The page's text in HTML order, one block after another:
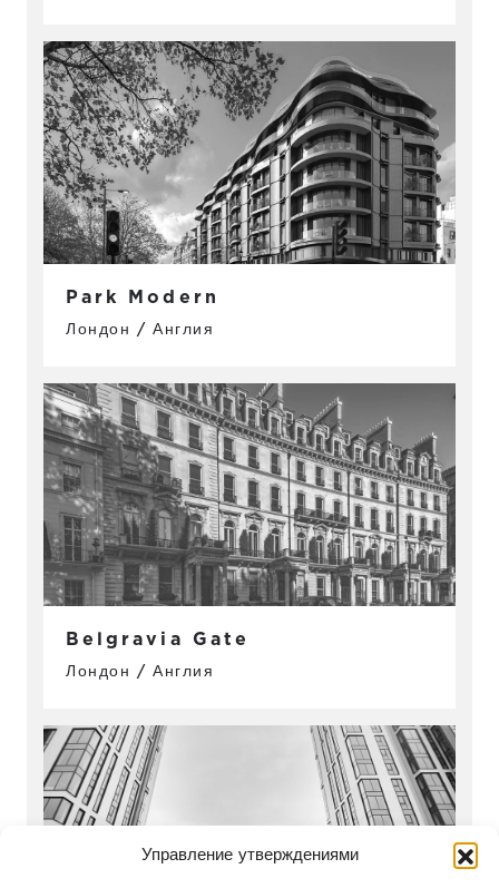
Управление утверждениями
Park Modern
Лондон / Англия
Belgravia Gate
Лондон / Англия